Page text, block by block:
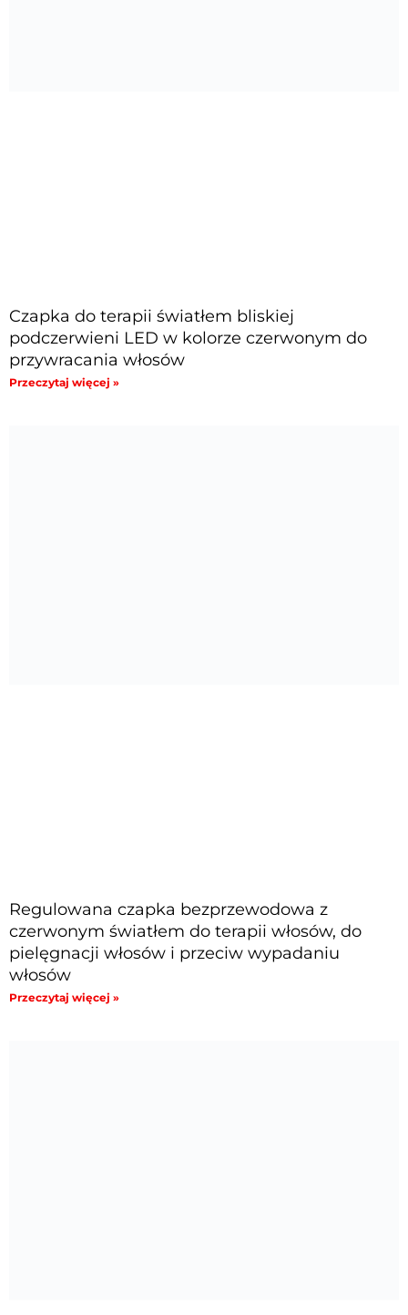
Czapka do terapii światłem bliskiej
podczerwieni LED w kolorze czerwonym do
przywracania włosów
Przeczytaj więcej »
Regulowana czapka bezprzewodowa z
czerwonym światłem do terapii włosów, do
pielęgnacji włosów i przeciw wypadaniu
włosów
Przeczytaj więcej »